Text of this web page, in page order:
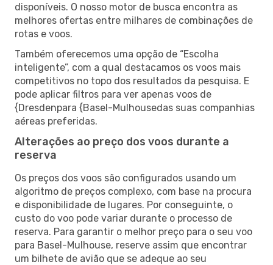
disponíveis. O nosso motor de busca encontra as
melhores ofertas entre milhares de combinações de
rotas e voos.
Também oferecemos uma opção de “Escolha
inteligente”, com a qual destacamos os voos mais
competitivos no topo dos resultados da pesquisa. E
pode aplicar filtros para ver apenas voos de
{Dresdenpara {Basel-Mulhousedas suas companhias
aéreas preferidas.
Alterações ao preço dos voos durante a
reserva
Os preços dos voos são configurados usando um
algoritmo de preços complexo, com base na procura
e disponibilidade de lugares. Por conseguinte, o
custo do voo pode variar durante o processo de
reserva. Para garantir o melhor preço para o seu voo
para Basel-Mulhouse, reserve assim que encontrar
um bilhete de avião que se adeque ao seu